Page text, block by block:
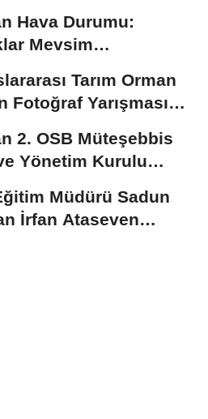
Hava Durumu:
Mevsim
Tarım Orman
Fotoğraf Yarışması
2. OSB Müteşebbis
Yönetim Kurulu
Gerçekleştirildi
Müdürü Sadun
İrfan Ataseven